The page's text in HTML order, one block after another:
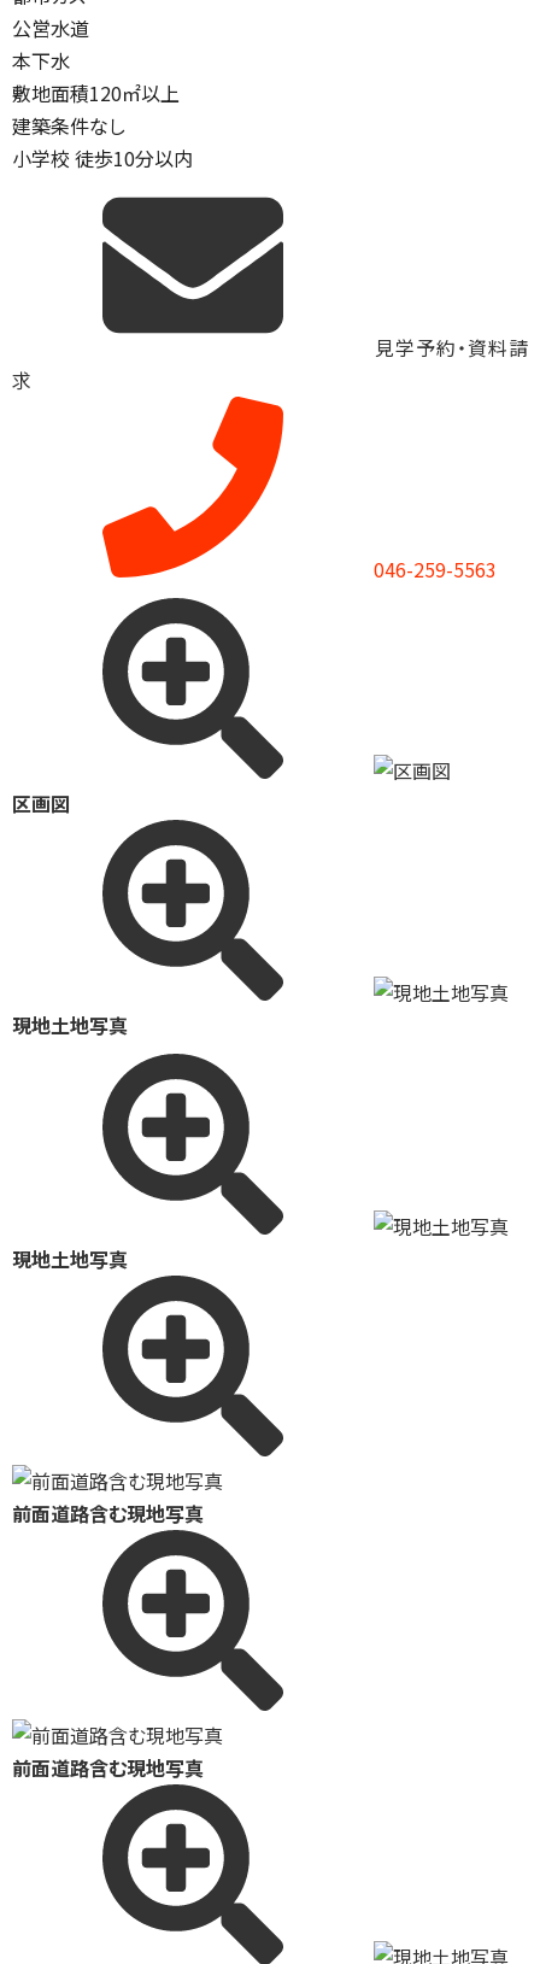
公営水道
本下水
敷地面積120㎡以上
建築条件なし
小学校 徒歩10分以内
見学予約・資料請
求
046-259-5563
区画図
現地土地写真
現地土地写真
前面道路含む現地写真
前面道路含む現地写真